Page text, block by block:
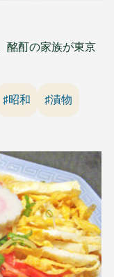
酩酊の家族が東京
♯昭和 ♯漬物